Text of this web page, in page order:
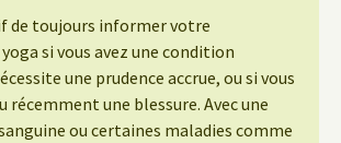
de toujours informer votre
si vous avez une condition
une prudence accrue, ou si vous
récemment une blessure. Avec une
ou certaines maladies comme